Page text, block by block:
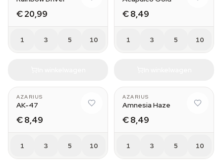
€ 20,99
1 3 5 10
€ 8,49
1 3 5 10
AZARIUS
AK-47
€ 8,49
1 3 5 10
AZARIUS
Amnesia Haze
€ 8,49
1 3 5 10